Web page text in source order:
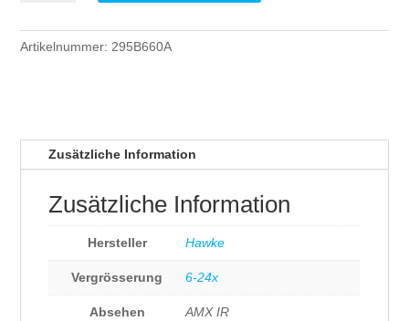
30
SF
Menge
Artikelnummer:295B660A
Zusätzliche Information
Zusätzliche Information
Hersteller Hawke
Vergrösserung 6-24x
Absehen AMX IR